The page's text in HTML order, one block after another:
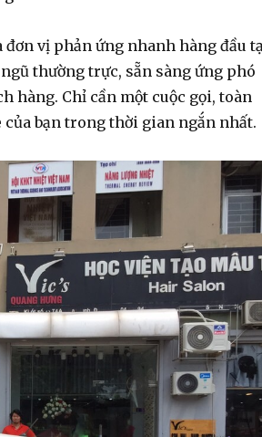
đơn vị phản ứng nhanh hàng đầu
thường trực, sẵn sàng ứng phó
hàng. Chỉ cần một cuộc gọi, toàn
bạn trong thời gian ngắn nhất.